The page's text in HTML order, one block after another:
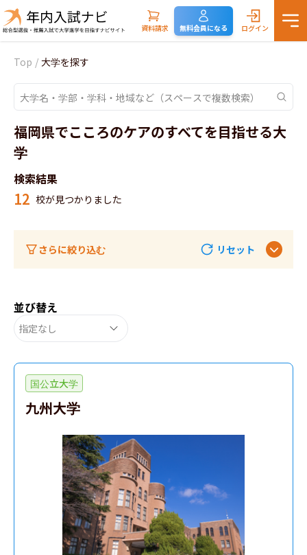
資料請求 無料会員になる ログイン
Top / 大学を探す
福岡県でこころのケアのすべてを目指せる大
学
検索結果
12 校が見つかりました
さらに絞り込む リセット
並び替え
指定なし
国公立大学
九州大学